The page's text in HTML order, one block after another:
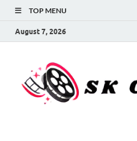
TOP MENU
August 7, 2026